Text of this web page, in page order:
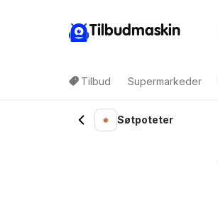
Tilbudmaskin
Tilbud Supermarkeder
Søtpoteter